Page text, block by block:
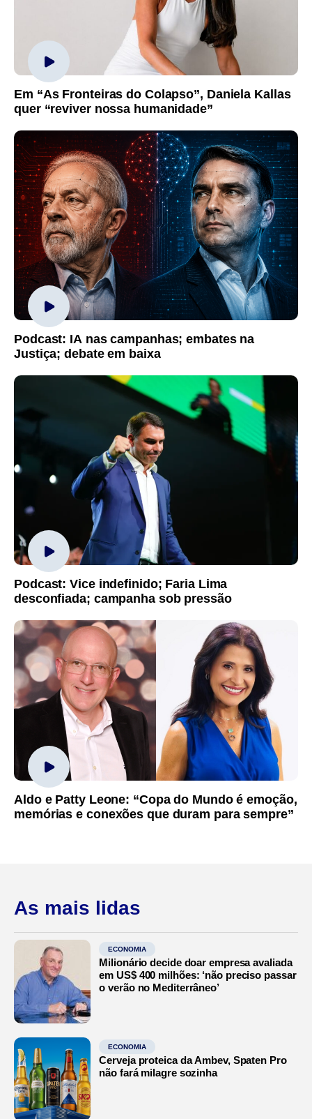
Em “As Fronteiras do Colapso”, Daniela Kallas
quer “reviver nossa humanidade”
Podcast: IA nas campanhas; embates na
Justiça; debate em baixa
Podcast: Vice indefinido; Faria Lima
desconfiada; campanha sob pressão
Aldo e Patty Leone: “Copa do Mundo é emoção,
memórias e conexões que duram para sempre”
As mais lidas
ECONOMIA
Milionário decide doar empresa avaliada
em US$ 400 milhões: ‘não preciso passar
o verão no Mediterrâneo’
ECONOMIA
Cerveja proteica da Ambev, Spaten Pro
não fará milagre sozinha